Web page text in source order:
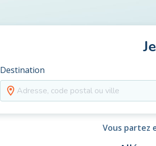
Destination
Vous partez